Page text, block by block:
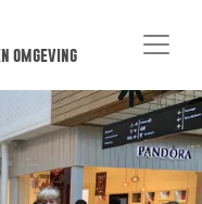
omgeving